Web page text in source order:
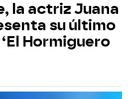
la actriz Juana
su último
Hormiguero